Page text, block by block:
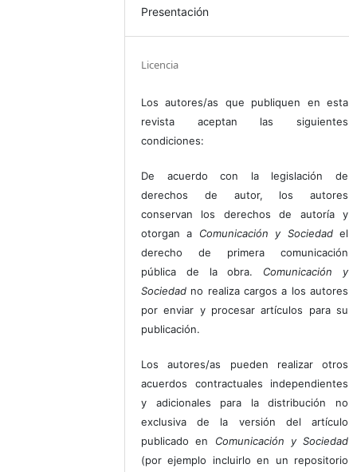
Presentación
Licencia
Los autores/as que publiquen en esta
revista aceptan las siguientes
condiciones:
De acuerdo con la legislación de
derechos de autor, los autores
conservan los derechos de autoría y
otorgan a Comunicación y Sociedadel
derecho de primera comunicación
pública de la obra. Comunicación y
Sociedad no realiza cargos a los autores
por enviar y procesar artículos para su
publicación.
Los autores/as pueden realizar otros
acuerdos contractuales independientes
y adicionales para la distribución no
exclusiva de la versión del artículo
publicado en Comunicación y Sociedad
(por ejemplo incluirlo en un repositorio